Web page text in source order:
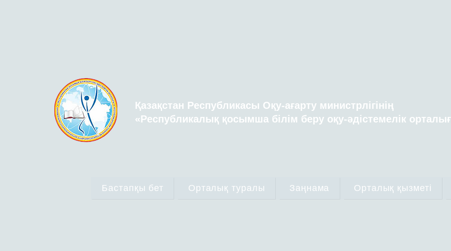
Қазақстан Республикасы Оқу-ағарту министрлігінің
«Республикалық қосымша білім беру оқу-әдістемелік
Бастапқы бет Орталық туралы Заңнама Орталық қызметі